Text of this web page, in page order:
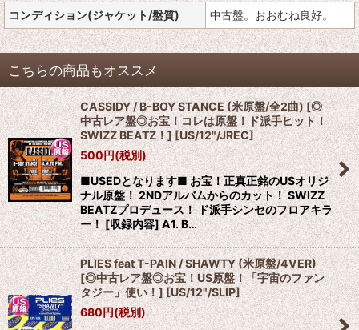
コンディション(ジャケット/盤質) 中古盤。おおむね良好。
こちらの商品もオススメ
CASSIDY / B-BOY STANCE (米原盤/全2曲) [◎
中古レア盤◎お宝！コレは原盤！ド派手ヒット！
SWIZZ BEATZ！] [US/12"/JREC]
500円(税別)
■USEDとなります■ お宝！正真正銘のUSオリジ
ナル原盤！ 2NDアルバムからのカット！ SWIZZ
BEATZプロデュース！ ド派手シンセのフロアキラ
ー！ [収録内容] A1. B…
PLIES feat T-PAIN / SHAWTY (米原盤/4VER)
[◎中古レア盤◎お宝！US原盤！「宇宙のファン
タジー」使い！] [US/12"/SLIP]
680円(税別)